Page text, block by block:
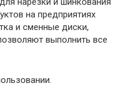
на предприятиях
и сменные диски,
выполнить все